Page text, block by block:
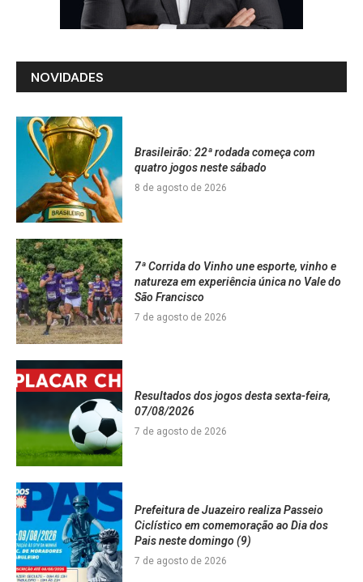
NOVIDADES
Brasileirão: 22ª rodada começa com
quatro jogos neste sábado
8 de agosto de 2026
7ª Corrida do Vinho une esporte, vinho e
natureza em experiência única no Vale do
São Francisco
7 de agosto de 2026
Resultados dos jogos desta sexta-feira,
07/08/2026
7 de agosto de 2026
Prefeitura de Juazeiro realiza Passeio
Ciclístico em comemoração ao Dia dos
Pais neste domingo (9)
7 de agosto de 2026